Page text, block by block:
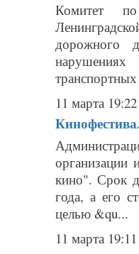
Комитет
дорожного
11 марта 19:22
организации
кино". Срок
года, а его
целью &qu...
11 марта 19:11